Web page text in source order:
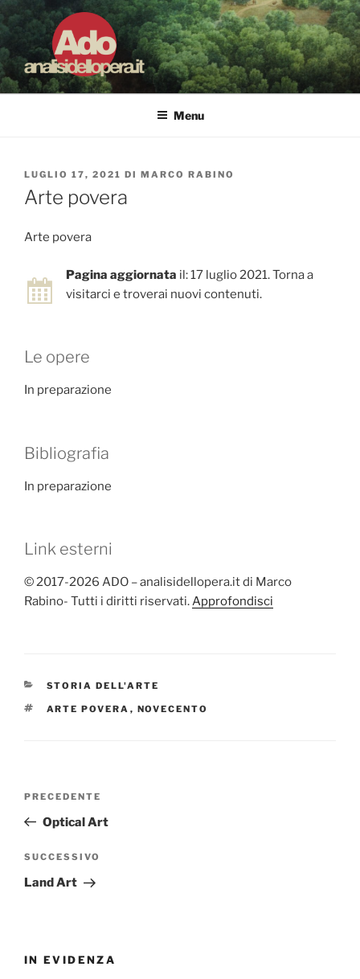
Salta
al
contenuto
ADO ANALISI DELL'OPERA
Osservare le opere d'arte per capirle e imparare ad amarle
Menu
PUBBLICATO
IL
LUGLIO 17, 2021 DI MARCO RABINO
Arte povera
Arte povera
Pagina aggiornata il: 17 luglio 2021. Torna a
visitarci e troverai nuovi contenuti.
Le opere
In preparazione
Bibliografia
In preparazione
Link esterni
© 2017-2026 ADO – analisidellopera.it di Marco
Rabino- Tutti i diritti riservati.Approfondisci
CATEGORIE
STORIA DELL'ARTE
TAG
ARTE POVERA , NOVECENTO
Articolo
precedente:
PRECEDENTE
Optical Art
Articolo
successivo
SUCCESSIVO
Land Art
IN EVIDENZA